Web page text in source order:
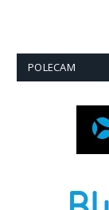
POLECAM